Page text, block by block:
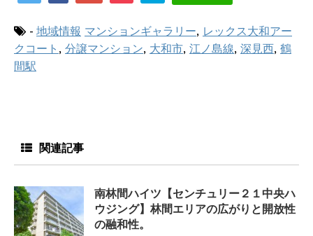
- 地域情報 マンションギャラリー, レックス大和アー
クコート , 分譲マンション, 大和市, 江ノ島線, 深見西, 鶴
間駅
関連記事
南林間ハイツ【センチュリー２１中央ハ
ウジング】林間エリアの広がりと開放性
の融和性。